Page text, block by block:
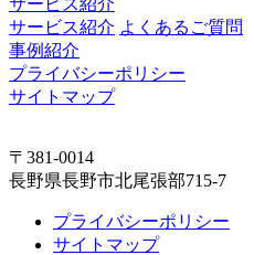
サービス紹介
サービス紹介 よくあるご質問
事例紹介
プライバシーポリシー
サイトマップ
〒381-0014
長野県長野市北尾張部715-7
プライバシーポリシー
サイトマップ